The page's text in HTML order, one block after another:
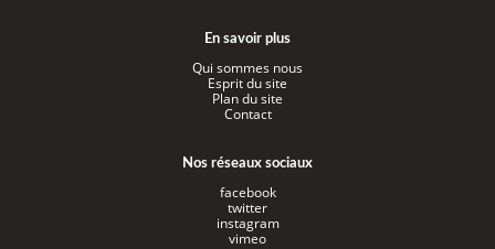
En savoir plus
Qui sommes nous
Esprit du site
Plan du site
Contact
Nos réseaux sociaux
facebook
twitter
instagram
vimeo